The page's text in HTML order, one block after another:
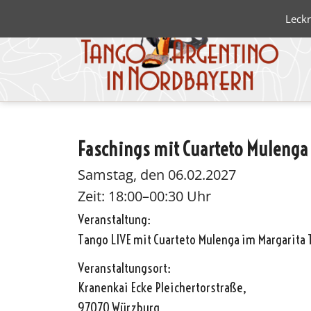
Blanco y
Faschings mit Cuarteto
Samstag, den 06.02.2027
Zeit: 18:00–00:30 Uhr
Veranstaltung:
Tango LIVE mit Cuarteto Mulenga im Margarita
Veranstaltungsort:
Kranenkai Ecke Pleichertorstraße,
97070 Würzburg